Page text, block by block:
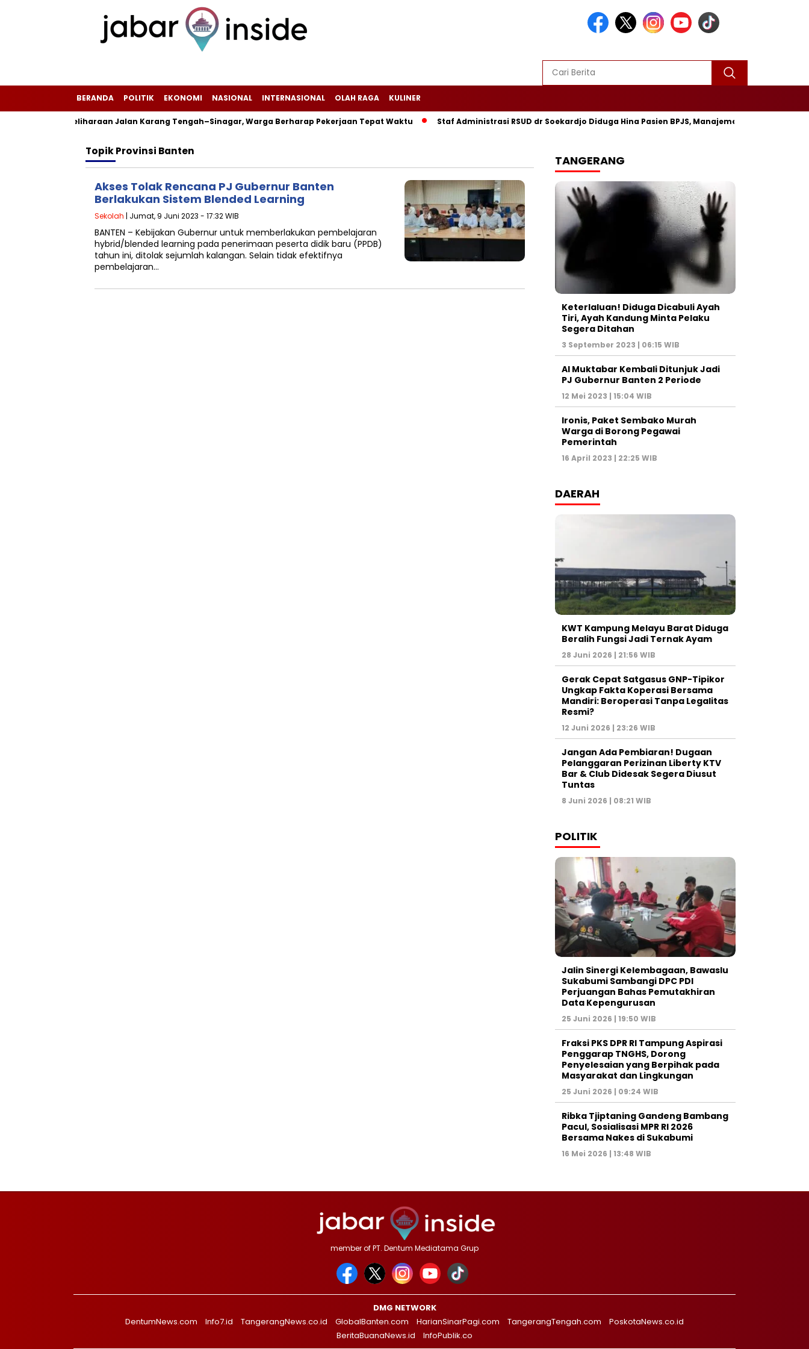
BERANDA POLITIK EKONOMI NASIONAL INTERNASIONAL OLAH RAGA KULINER
Mulai Pemeliharaan Jalan Karang Tengah–Sinagar, Warga Berharap Pekerjaan Tepat Waktu Staf Administrasi RSUD dr Soekardjo Diduga Hina Pasien BPJS, Manajemen Tegaskan Proses
TopikProvinsi Banten
Akses Tolak Rencana PJ Gubernur Banten
Berlakukan Sistem Blended Learning
Sekolah | Jumat, 9 Juni 2023 - 17:32 WIB
BANTEN – Kebijakan Gubernur untuk memberlakukan pembelajaran
hybrid/blended learning pada penerimaan peserta didik baru (PPDB)
tahun ini, ditolak sejumlah kalangan. Selain tidak efektifnya
pembelajaran…
TANGERANG
Keterlaluan! Diduga Dicabuli Ayah
Tiri, Ayah Kandung Minta Pelaku
Segera Ditahan
3 September 2023 | 06:15 WIB
Al Muktabar Kembali Ditunjuk Jadi
PJ Gubernur Banten 2 Periode
12 Mei 2023 | 15:04 WIB
Ironis, Paket Sembako Murah
Warga di Borong Pegawai
Pemerintah
16 April 2023 | 22:25 WIB
DAERAH
KWT Kampung Melayu Barat Diduga
Beralih Fungsi Jadi Ternak Ayam
28 Juni 2026 | 21:56 WIB
Gerak Cepat Satgasus GNP-Tipikor
Ungkap Fakta Koperasi Bersama
Mandiri: Beroperasi Tanpa Legalitas
Resmi?
12 Juni 2026 | 23:26 WIB
Jangan Ada Pembiaran! Dugaan
Pelanggaran Perizinan Liberty KTV
Bar & Club Didesak Segera Diusut
Tuntas
8 Juni 2026 | 08:21 WIB
POLITIK
Jalin Sinergi Kelembagaan, Bawaslu
Sukabumi Sambangi DPC PDI
Perjuangan Bahas Pemutakhiran
Data Kepengurusan
25 Juni 2026 | 19:50 WIB
‎Fraksi PKS DPR RI Tampung Aspirasi
Penggarap TNGHS, Dorong
Penyelesaian yang Berpihak pada
Masyarakat dan Lingkungan‎
25 Juni 2026 | 09:24 WIB
Ribka Tjiptaning Gandeng Bambang
Pacul, Sosialisasi MPR RI 2026
Bersama Nakes di Sukabumi
16 Mei 2026 | 13:48 WIB
member of PT. Dentum Mediatama Grup
DMG NETWORK
DentumNews.com
Info7.id TangerangNews.co.id GlobalBanten.com HarianSinarPagi.com TangerangTengah.com
PoskotaNews.co.id
BeritaBuanaNews.id
InfoPublik.co